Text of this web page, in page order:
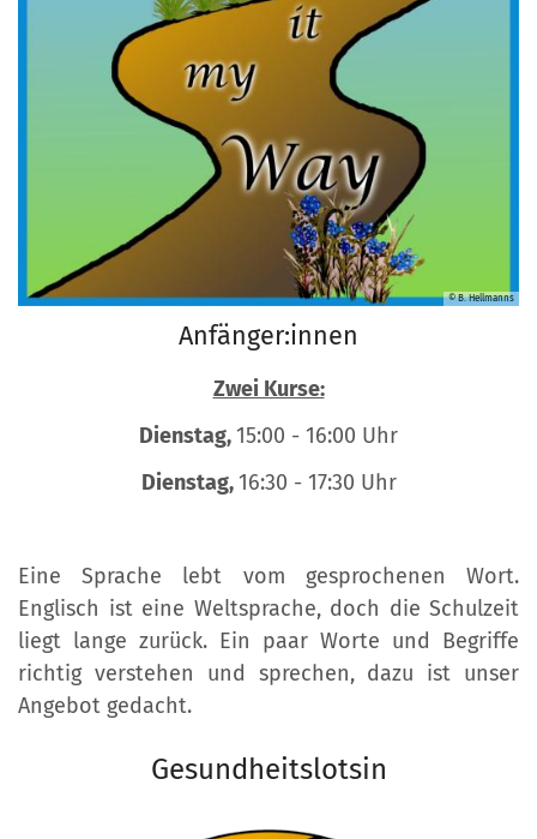
© B. Hellmanns
Anfänger:innen
Zwei Kurse:
Dienstag,15:00 - 16:00 Uhr
Dienstag,16:30 - 17:30 Uhr
Eine Sprache lebt vom gesprochenen Wort.
Englisch ist eine Weltsprache, doch die Schulzeit
liegt lange zurück. Ein paar Worte und Begriffe
richtig verstehen und sprechen, dazu ist unser
Angebot gedacht.
Gesundheitslotsin